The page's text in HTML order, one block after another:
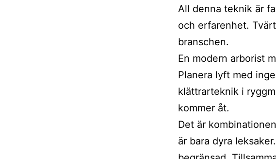
All denna teknik är
och erfarenhet.
branschen.
En modern arborist
Planera lyft med
klättrarteknik i
kommer åt.
Det är
är bara dyra